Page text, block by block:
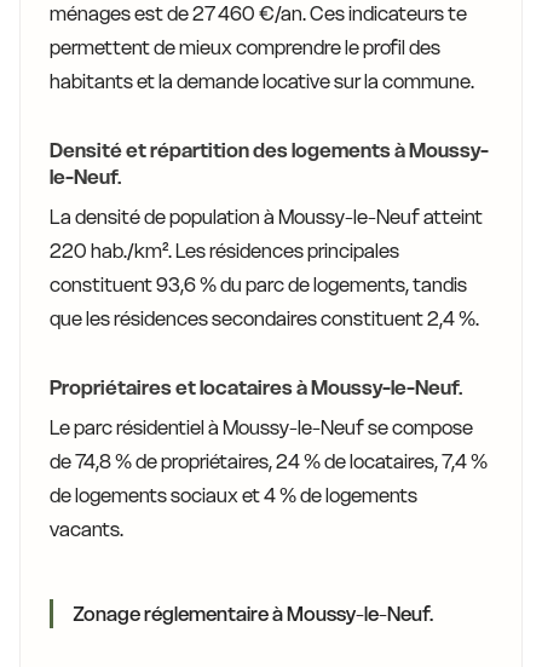
ménages est de 27 460 €/an. Ces indicateurs te
permettent de mieux comprendre le profil des
habitants et la demande locative sur la commune.
Densité et répartition des logements à Moussy-
le-Neuf.
La densité de population à Moussy-le-Neuf atteint
220 hab./km². Les résidences principales
constituent 93,6 % du parc de logements, tandis
que les résidences secondaires constituent 2,4 %.
Propriétaires et locataires à Moussy-le-Neuf.
Le parc résidentiel à Moussy-le-Neuf se compose
de 74,8 % de propriétaires, 24 % de locataires, 7,4 %
de logements sociaux et 4 % de logements
vacants.
Zonage réglementaire à Moussy-le-Neuf.